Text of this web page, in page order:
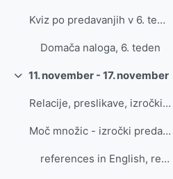
Kviz po predavanjih v 6. tednu
Domača naloga, 6. teden
Skrči11. november - 17. november
Relacije, preslikave, izročki predavanj
Moč množic - izročki predavanj
references in English, relations, functions (mappings)